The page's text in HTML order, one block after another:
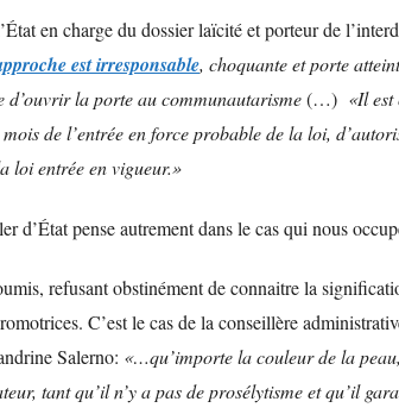
en charge du dossier laïcité et porteur de
est irresponsable, choquante et porte
d’ouvrir la porte au communautarisme(…) «Il
mois de l’entrée en force probable de la loi,
loi entrée en vigueur.»
d’État pense autrement dans le cas qui nous
refusant obstinément de connaitre la
C’est le cas de la conseillère
Salerno: «…qu’importe la couleur de la
tant qu’il n’y a pas de prosélytisme et qu’il